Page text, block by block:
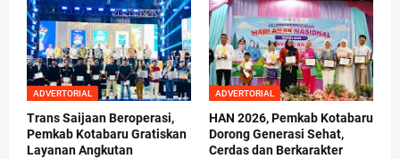
ADVERTORIAL
Trans Saijaan Beroperasi,
Pemkab Kotabaru Gratiskan
Layanan Angkutan
ADVERTORIAL
HAN 2026, Pemkab Kotabaru
Dorong Generasi Sehat,
Cerdas dan Berkarakter